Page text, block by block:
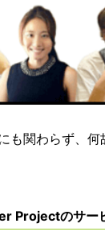
も関わらず、
Projectのサー